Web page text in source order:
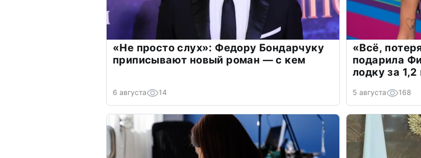
«Не просто слух»: Федору Бондарчуку
приписывают новый роман — с кем
6 августа 14
«Всё,
подарила
лодку за
5 августа 168